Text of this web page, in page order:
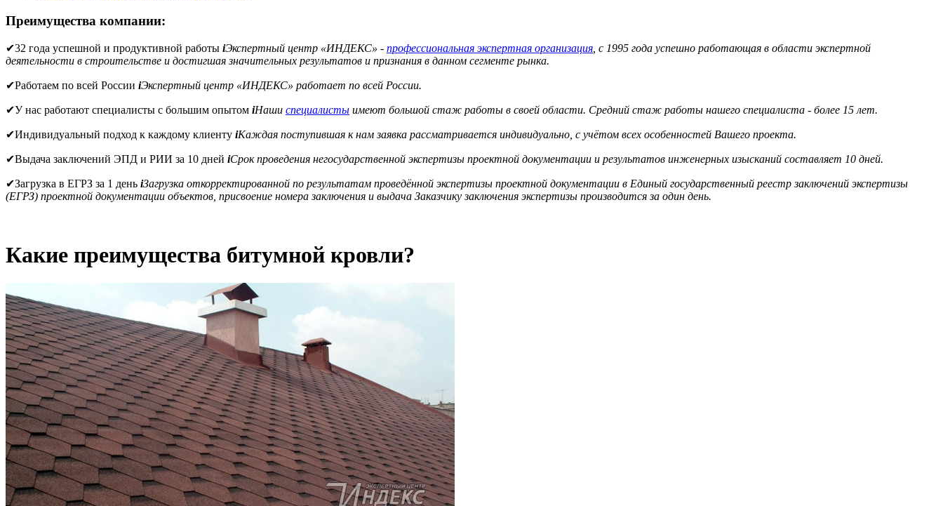
Преимущества компании:
✔32 года успешной и продуктивной работы iЭкспертный центр «ИНДЕКС» - профессиональная экспертная организация, с 1995 года успешно работающая в области экспертной
деятельности в строительстве и достигшая значительных результатов и признания в данном сегменте рынка.
✔Работаем по всей России iЭкспертный центр «ИНДЕКС» работает по всей России.
✔У нас работают специалисты с большим опытом iНаши специалисты имеют большой стаж работы в своей области. Средний стаж работы нашего специалиста - более 15 лет.
✔Индивидуальный подход к каждому клиенту iКаждая поступившая к нам заявка рассматривается индивидуально, с учётом всех особенностей Вашего проекта.
✔Выдача заключений ЭПД и РИИ за 10 дней iСрок проведения негосударственной экспертизы проектной документации и результатов инженерных изысканий составляет 10 дней.
✔Загрузка в ЕГРЗ за 1 день iЗагрузка откорректированной по результатам проведённой экспертизы проектной документации в Единый государственный реестр заключений экспертизы
(ЕГРЗ) проектной документации объектов, присвоение номера заключения и выдача Заказчику заключения экспертизы производится за один день.
Какие преимущества битумной кровли?